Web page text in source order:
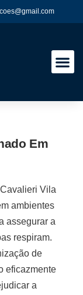
Em
Vila
ambientes
assegurar a
respiram.
de
eficazmente
a